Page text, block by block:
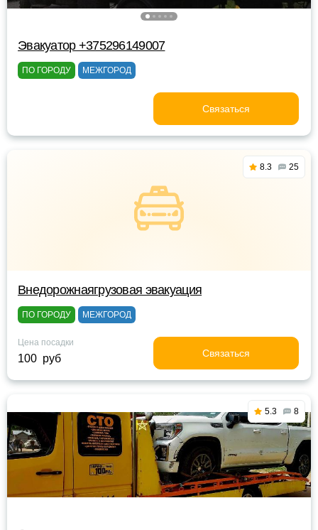
Эвакуатор +375296149007
ПО ГОРОДУ МЕЖГОРОД
Связаться
8.3 25
Внедорожнаягрузовая эвакуация
ПО ГОРОДУ МЕЖГОРОД
Цена посадки
100 руб Связаться
5.3 8